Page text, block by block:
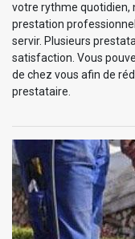
votre rythme quotidien,
prestation
servir. Plusieurs
satisfaction. Vous
de chez vous afin de
prestataire.